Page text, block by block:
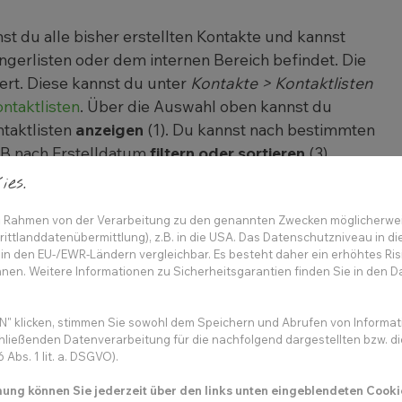
du alle bisher erstellten Kontakte und kannst
oder dem internen Bereich befindet. Die
Diese kannst du unter Kontakte > Kontaktlisten
. Über die Auswahl oben kannst du
anzeigen (1). Du kannst nach bestimmten
nach Erstelldatumfiltern oder sortieren(3).
(4) und rechts den
dieKundennummer (7) und dieKontaktliste(8),
kannst du ihnbearbeiten, über denBrief(9) kannst
von der Verarbeitung zu den genannten Zwecken
z.B. in die USA. Das Datenschutzniveau in
den EU-/EWR-Ländern vergleichbar. Es besteht daher ein erhöhtes
Weitere Informationen zu Sicherheitsgarantien finden Sie in den
klicken, stimmen Sie sowohl dem Speichern und Abrufen von
Datenverarbeitung für die nachfolgend dargestellten bzw.
1 lit. a. DSGVO).
können Sie jederzeit über den links unten eingeblendeten